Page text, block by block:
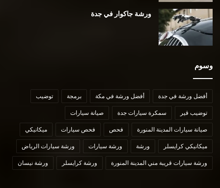
ورشة جاكوار في جدة
وسوم
أفضل ورشة في جدة أفضل ورشة في مكة برمجة توضيب
توضيب قير سمكرة سيارات جدة صيانة سيارات
صيانة سيارات المدينة المنورة فحص فحص سيارات ميكانيكي
ميكانيكي كرايسلر ورشة ورشة سيارات ورشة سيارات الرياض
ورشة سيارات قريبة مني المدينة المنورة ورشة كرايسلر ورشة نيسان